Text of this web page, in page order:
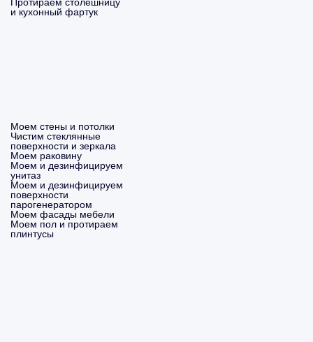
и кухонный фартук
Моем стены и потолки
Чистим стеклянные
поверхности и зеркала
Моем раковину
Моем и дезинфицируем
унитаз
Моем и дезинфицируем
поверхности
парогенератором
Моем фасады мебели
Моем пол и протираем
плинтусы